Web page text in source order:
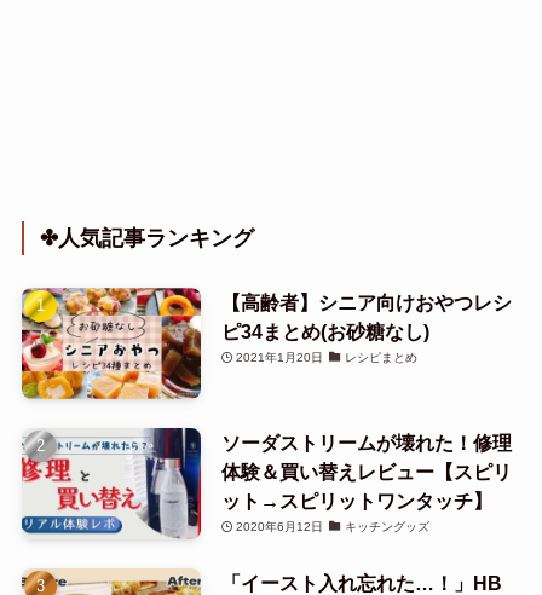
✤人気記事ランキング
【高齢者】シニア向けおやつレシ
ピ34まとめ(お砂糖なし)
2021年1月20日 レシピまとめ
ソーダストリームが壊れた！修理
体験＆買い替えレビュー【スピリ
ット→スピリットワンタッチ】
2020年6月12日 キッチングッズ
「イースト入れ忘れた…！」HB